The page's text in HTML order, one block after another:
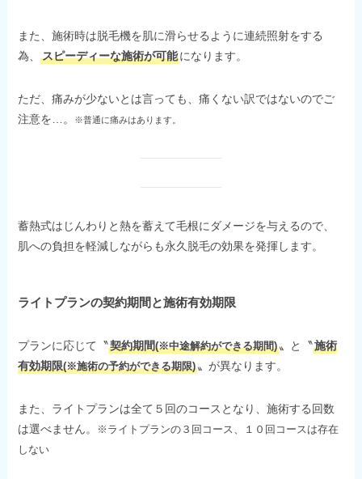
また、施術時は脱毛機を肌に滑らせるように連続照射をする
為、スピーディーな施術が可能になります。
ただ、痛みが少ないとは言っても、痛くない訳ではないのでご
注意を…。
※普通に痛みはあります。
蓄熱式はじんわりと熱を蓄えて毛根にダメージを与えるので、
肌への負担を軽減しながらも永久脱毛の効果を発揮します。
ライトプランの契約期間と施術有効期限
プランに応じて〝契約期間(※中途解約ができる期間)〟と〝施術
有効期限(※施術の予約ができる期限)〟が異なります。
また、ライトプランは全て５回のコースとなり、施術する回数
は選べません。
※ライトプランの３回コース、１０回コースは存在
しない